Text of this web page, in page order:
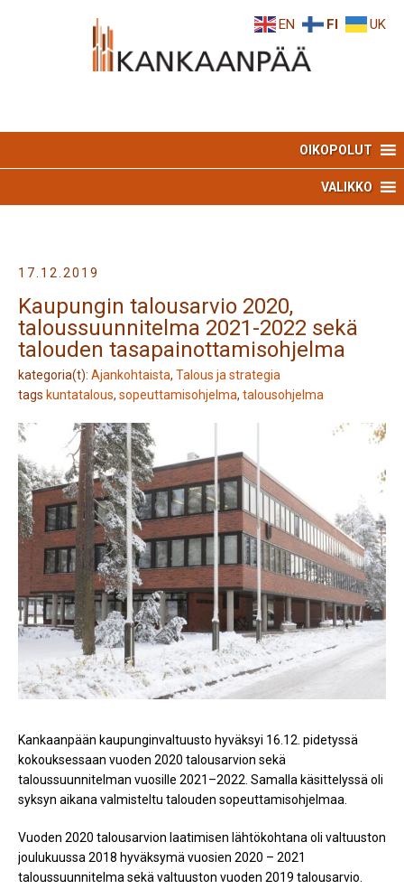
OIKOPOLUT
VALIKKO
17.12.2019
Kaupungin talousarvio 2020,
taloussuunnitelma 2021-2022 sekä
talouden tasapainottamisohjelma
kategoria(t): Ajankohtaista, Talous ja strategia
tags kuntatalous, sopeuttamisohjelma, talousohjelma
Kankaanpään kaupunginvaltuusto hyväksyi 16.12. pidetyssä
kokouksessaan vuoden 2020 talousarvion sekä
taloussuunnitelman vuosille 2021–2022. Samalla käsittelyssä oli
syksyn aikana valmisteltu talouden sopeuttamisohjelmaa.
Vuoden 2020 talousarvion laatimisen lähtökohtana oli valtuuston
joulukuussa 2018 hyväksymä vuosien 2020 – 2021
taloussuunnitelma sekä valtuuston vuoden 2019 talousarvio.
EN FI UK